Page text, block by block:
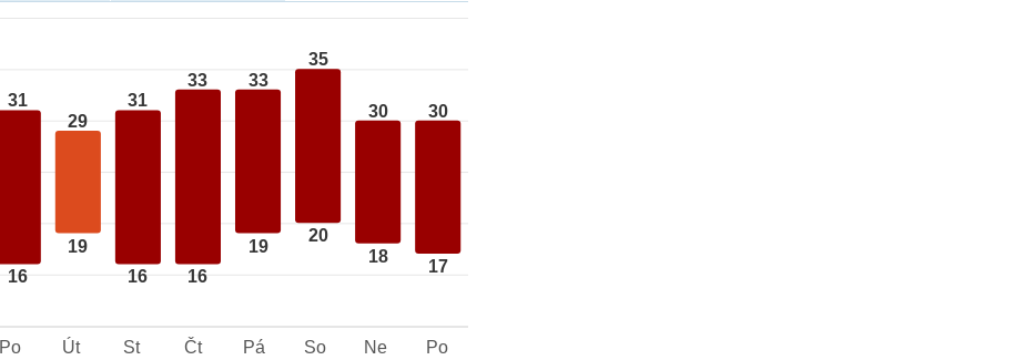
31
16
29
19
31
16
33
16
33
19
35
20
30
18
30
17
Po Út St Čt Pá So Ne Po